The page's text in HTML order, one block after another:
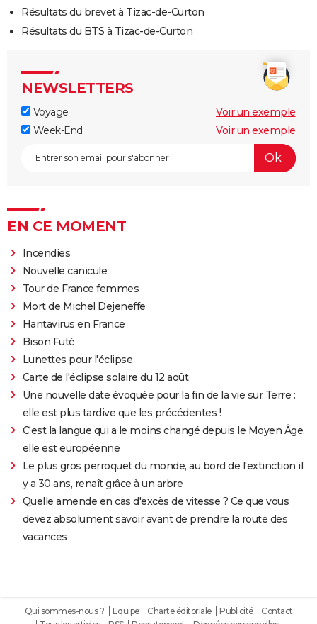
Résultats du brevet à Tizac-de-Curton
Résultats du BTS à Tizac-de-Curton
NEWSLETTERS
Voyage
Voir un exemple
Week-End
Voir un exemple
EN CE MOMENT
Incendies
Nouvelle canicule
Tour de France femmes
Mort de Michel Dejeneffe
Hantavirus en France
Bison Futé
Lunettes pour l'éclipse
Carte de l'éclipse solaire du 12 août
Une nouvelle date évoquée pour la fin de la vie sur Terre :
elle est plus tardive que les précédentes !
C'est la langue qui a le moins changé depuis le Moyen Âge,
elle est européenne
Le plus gros perroquet du monde, au bord de l'extinction il
y a 30 ans, renaît grâce à un arbre
Quelle amende en cas d'excès de vitesse ? Ce que vous
devez absolument savoir avant de prendre la route des
vacances
Qui sommes-nous ? Equipe Charte éditoriale Publicité
Contact